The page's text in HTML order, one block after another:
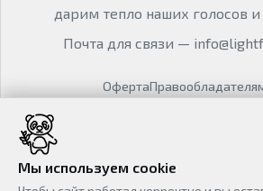
дарим тепло наших голосов
Почта для связи —
Оферта
2023 - 2026
Мы используем cookie